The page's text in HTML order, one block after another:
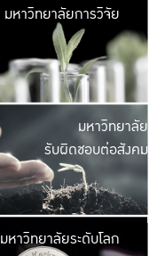
มหาวิ
มีพื้นที่เขียวสดใส
เป็นป่าในเมือง เกษต
มหาวิทยาลัยการวิจัย
มหาวิ
ค
เปิดประ
และพบเรื่องราวใ
มหาวิทยาลัย
รับผิดชอบต่อสังคม
มหาวิ
มหาวิทยาลัยระดับโลก